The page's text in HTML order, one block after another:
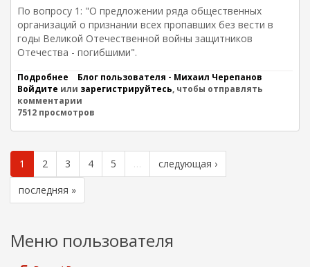
Ф
О
Т
Г
Р
А
Д
к
в
а
р
и
к
Г
з
я
"
Ч
т
ь
я
о
т
п
р
в
к
e
m
По вопросу 1: "О предложении ряда общественных
организаций о признании всех пропавших без вести в
годы Великой Отечественной войны защитников
Отечества - погибшими".
Подробнее
К
А
К
З
Н
Л
И
Г
Блог пользователя - Михаил Черепанов
Войдите или зарегистрируйтесь, чтобы отправлять
комментарии
7512 просмотров
1 2 3 4 5 …
следующая ›
последняя »
Меню пользователя